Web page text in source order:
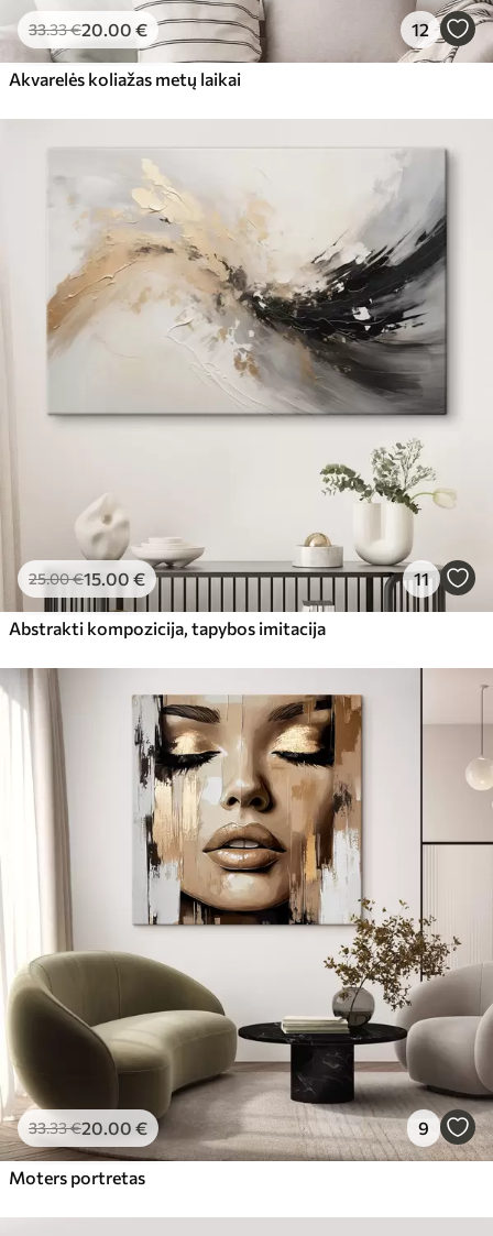
33.33€20.00 € 12
Akvarelės koliažas metų laikai
25.00€15.00 € 11
Abstrakti kompozicija, tapybos imitacija
33.33€20.00 € 9
Moters portretas